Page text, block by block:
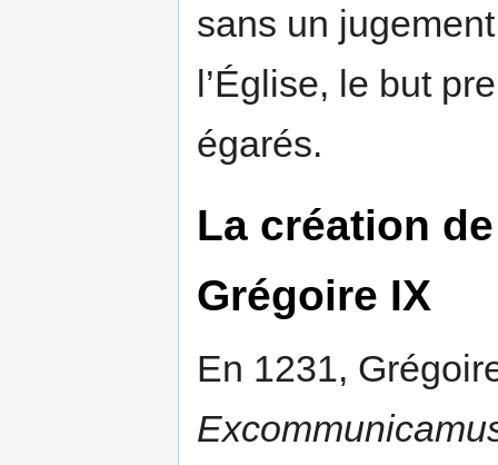
sans un
l’Église, le but
égarés.
La création
Grégoire IX
En 1231,